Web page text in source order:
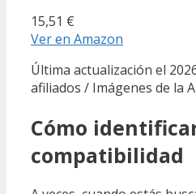
15,51 €
Ver en Amazon
Última actualización el
afiliados / Imágenes de la
Cómo
compatibilidad